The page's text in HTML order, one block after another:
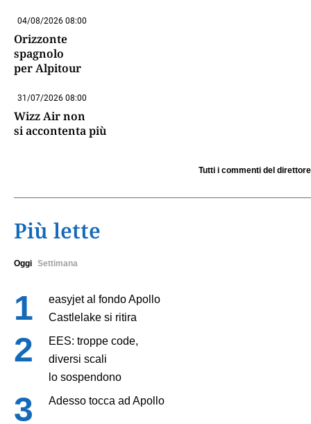
04/08/2026 08:00
Orizzonte
spagnolo
per Alpitour
31/07/2026 08:00
Wizz Air non
si accontenta più
Tutti i commenti del direttore
Più lette
Oggi Settimana
easyjet al fondo Apollo
Castlelake si ritira
EES: troppe code,
diversi scali
lo sospendono
Adesso tocca ad Apollo